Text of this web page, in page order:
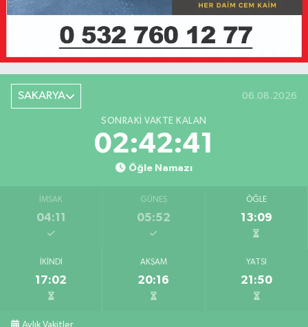
SAKARYA 06.08.2026
SONRAKI VAKTE KALAN
02:42:41
Öğle Namazı
İMSAK
04:11
GÜNEŞ
05:52
ÖĞLE
13:09
İKINDI
17:02
AKŞAM
20:16
YATSI
21:50
Aylık Vakitler